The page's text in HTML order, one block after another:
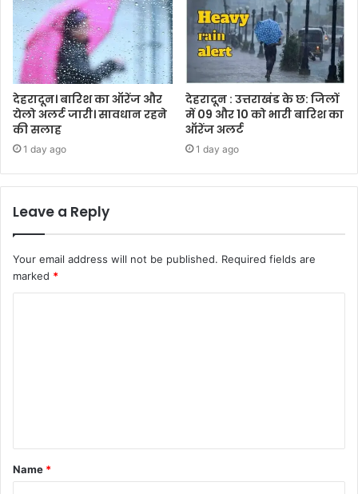
देहरादून। बारिश का ऑरेंज और
येलो अलर्ट जारी। सावधान रहने
की सलाह
1 day ago
देहरादून : उत्तराखंड के छ: जिलों
में 09 और 10 को भारी बारिश का
ऑरेंज अलर्ट
1 day ago
Leave a Reply
Your email address will not be published. Required fields are
marked *
t
*
Name *